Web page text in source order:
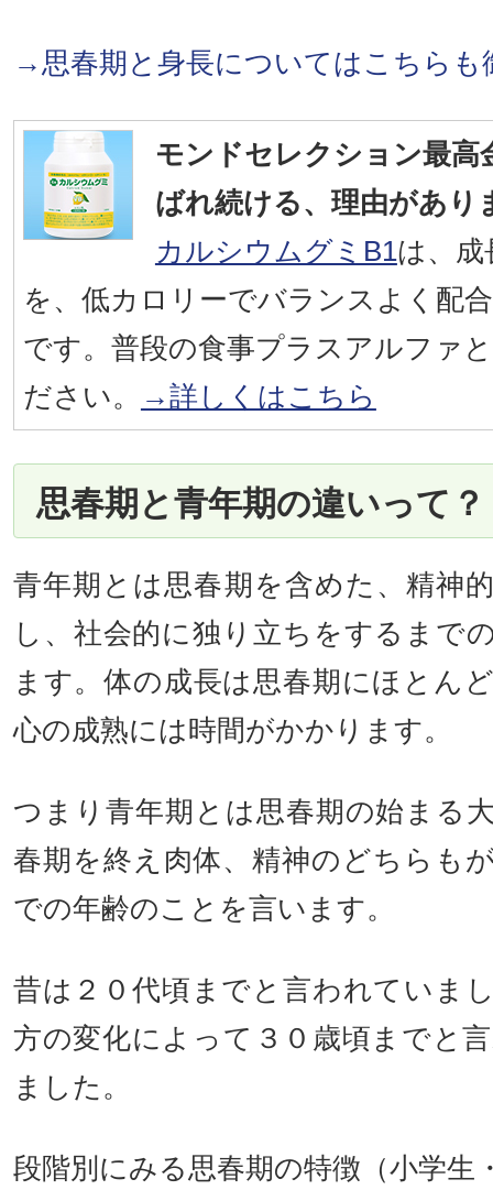
→思春期と身長についてはこちらも
モンドセレクション最高
ばれ続ける、理由があり
カルシウムグミB1は、成
を、低カロリーでバランスよく配
です。普段の食事プラスアルファ
ださい。
→詳しくはこちら
思春期と青年期の違いって？
青年期とは思春期を含めた、精神
し、社会的に独り立ちをするまで
ます。体の成長は思春期にほとん
心の成熟には時間がかかります。
つまり青年期とは思春期の始まる
春期を終え肉体、精神のどちらも
での年齢のことを言います。
昔は２０代頃までと言われていま
方の変化によって３０歳頃までと
ました。
段階別にみる思春期の特徴（小学生